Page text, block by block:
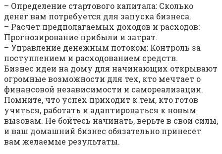
– Определение стартового капитала: Сколько
денег вам потребуется для запуска бизнеса.
– Расчет предполагаемых доходов и расходов:
Прогнозирование прибыли и затрат.
– Управление денежным потоком: Контроль за
поступлением и расходованием средств.
Бизнес идеи на дому для начинающих открывают
огромные возможности для тех, кто мечтает о
финансовой независимости и самореализации.
Помните, что успех приходит к тем, кто готов
учиться, работать и адаптироваться к новым
вызовам. Не бойтесь начинать, верьте в свои силы,
и ваш домашний бизнес обязательно принесет
вам желаемые результаты.